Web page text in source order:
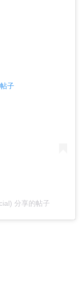
子
分享的帖子